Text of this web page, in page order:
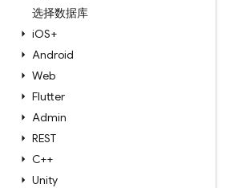
选择数据库
iOS+
Android
Web
Flutter
Admin
REST
C++
Unity